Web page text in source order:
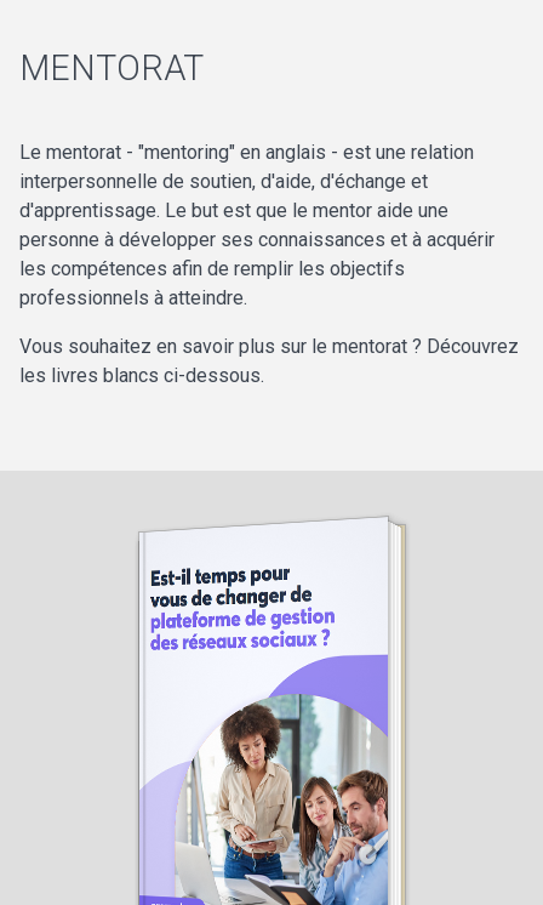
MENTORAT
Le mentorat - "mentoring" en anglais - est une relation
interpersonnelle de soutien, d'aide, d'échange et
d'apprentissage. Le but est que le mentor aide une
personne à développer ses connaissances et à acquérir
les compétences afin de remplir les objectifs
professionnels à atteindre.
Vous souhaitez en savoir plus sur le mentorat ? Découvrez
les livres blancs ci-dessous.